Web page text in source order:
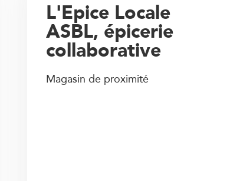
L'Epice Locale
ASBL, épicerie
collaborative
Magasin de proximité